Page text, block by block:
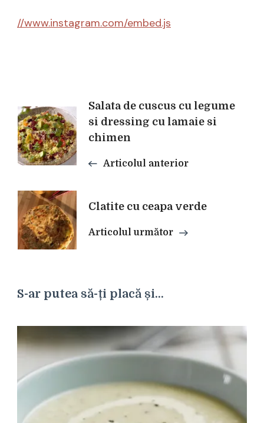
//www.instagram.com/embed.js
Navigare
în
articole
Salata de cuscus cu legume
si dressing cu lamaie si
chimen
Articolul anterior
Clatite cu ceapa verde
Articolul următor
S-ar putea să-ți placă și...